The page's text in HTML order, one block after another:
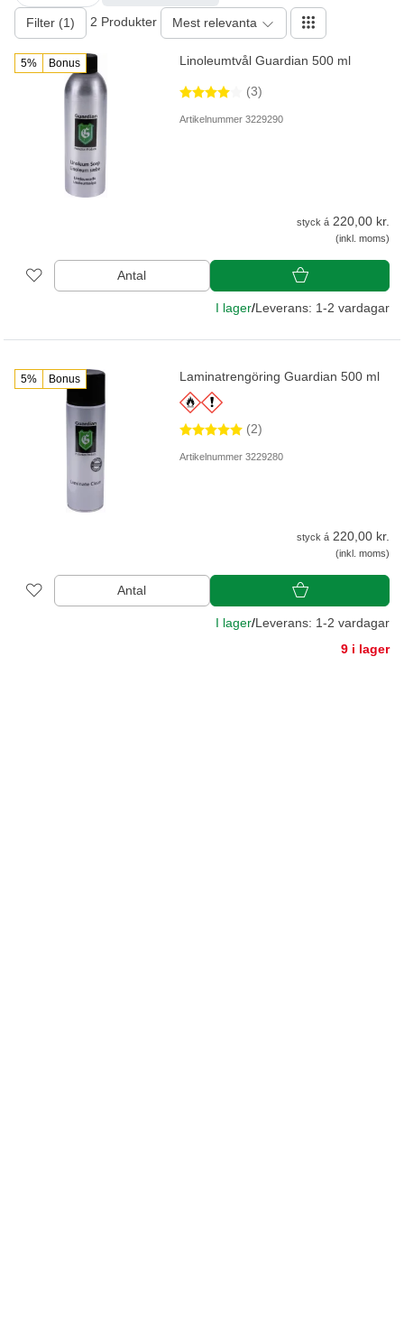
Filter (1) 2 Produkter Mest relevanta
5% Bonus Linoleumtvål Guardian 500 ml
(3)
Artikelnummer 3229290
styck á 220,00 kr.
(inkl. moms)
Antal
I lager/Leverans: 1-2 vardagar
5% Bonus Laminatrengöring Guardian 500 ml
(2)
Artikelnummer 3229280
styck á 220,00 kr.
(inkl. moms)
Antal
I lager/Leverans: 1-2 vardagar
9 i lager